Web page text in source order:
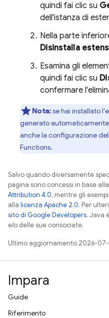
quindi fai clic su
dell'istanza di
Nella parte
Disinstalla
Esamina gli
quindi fai clic su
confermare
Nota:se hai installato
generato
anche la configurazione
Functions.
Salvo quando diversamente
pagina sono concessi in base alla
Attribution 4.0, mentre gli
alla licenza Apache 2.0. Per
sito di Google Developers. Java
e/o delle sue consociate.
Ultimo aggiornamento 2026-07-
Impara
Guide
Riferimento